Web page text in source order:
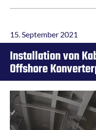
15. September 2021
Installation von
Offshore